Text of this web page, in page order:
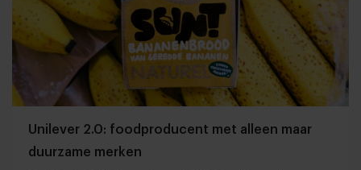
Unilever 2.0: foodproducent met alleen maar
duurzame merken